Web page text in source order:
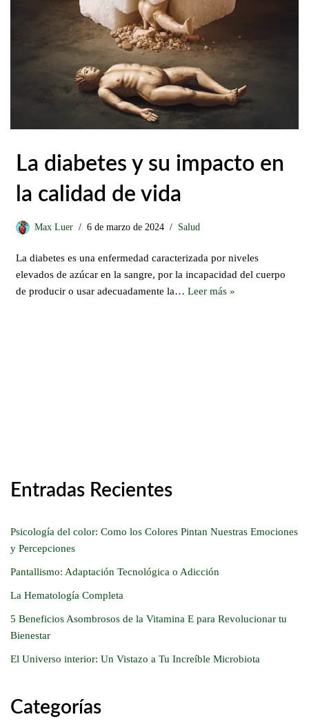
La diabetes y su impacto en
la calidad de vida
Max Luer 6 de marzo de 2024 Salud
La diabetes es una enfermedad caracterizada por niveles
elevados de azúcar en la sangre, por la incapacidad del cuerpo
de producir o usar adecuadamente la… Leer más »
Entradas Recientes
Psicología del color: Como los Colores Pintan Nuestras Emociones
y Percepciones
Pantallismo: Adaptación Tecnológica o Adicción
La Hematología Completa
5 Beneficios Asombrosos de la Vitamina E para Revolucionar tu
Bienestar
El Universo interior: Un Vistazo a Tu Increíble Microbiota
Categorías